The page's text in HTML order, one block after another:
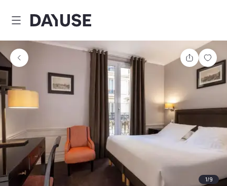
Dayuse
Partager
1/9